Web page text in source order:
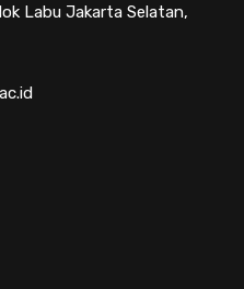
Labu Jakarta Selatan,